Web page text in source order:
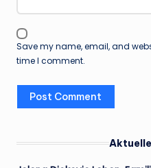
Save my name, email, and
time I comment.